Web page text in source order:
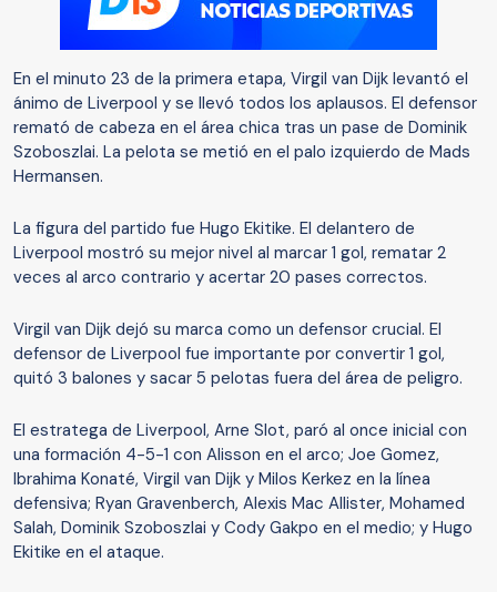
En el minuto 23 de la primera etapa, Virgil van Dijk levantó el
ánimo de Liverpool y se llevó todos los aplausos. El defensor
remató de cabeza en el área chica tras un pase de Dominik
Szoboszlai. La pelota se metió en el palo izquierdo de Mads
Hermansen.
La figura del partido fue Hugo Ekitike. El delantero de
Liverpool mostró su mejor nivel al marcar 1 gol, rematar 2
veces al arco contrario y acertar 20 pases correctos.
Virgil van Dijk dejó su marca como un defensor crucial. El
defensor de Liverpool fue importante por convertir 1 gol,
quitó 3 balones y sacar 5 pelotas fuera del área de peligro.
El estratega de Liverpool, Arne Slot, paró al once inicial con
una formación 4-5-1 con Alisson en el arco; Joe Gomez,
Ibrahima Konaté, Virgil van Dijk y Milos Kerkez en la línea
defensiva; Ryan Gravenberch, Alexis Mac Allister, Mohamed
Salah, Dominik Szoboszlai y Cody Gakpo en el medio; y Hugo
Ekitike en el ataque.